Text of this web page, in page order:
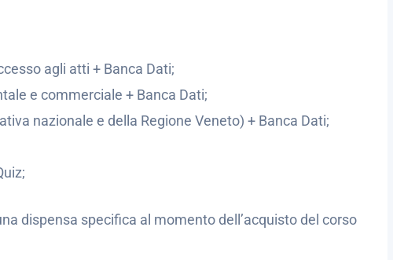
agli atti + Banca Dati;
e commerciale + Banca Dati;
nazionale e della Regione Veneto) + Banca Dati;
dispensa specifica al momento dell’acquisto del corso